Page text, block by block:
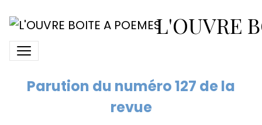
L'OUVRE
N° 127 L'Ouvre Boîte à
Poèmes
Parution du numéro 127 de la
revue